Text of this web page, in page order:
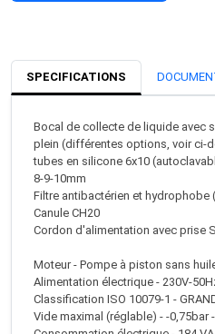
SPECIFICATIONS
Bocal de collecte de liquide avec
plein (différentes options, voir ci-
tubes en silicone 6x10
8-9-10mm
Filtre antibactérien et hydrophobe
Canule CH20
Cordon d'alimentation avec prise
Moteur - Pompe à piston sans
Alimentation électrique - 230V-
Classification ISO 10079-1 -
Vide maximal (réglable) - -0,75bar